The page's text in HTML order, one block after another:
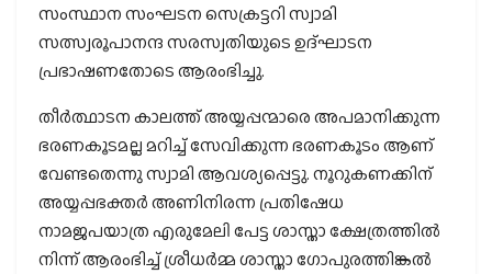
സംസ്ഥാന സംഘടന സെക്രട്ടറി സ്വാമി
സത്സ്വരൂപാനന്ദ സരസ്വതിയുടെ ഉദ്ഘാടന
പ്രഭാഷണതോടെ ആരംഭിച്ചു.
തീര്‍ത്ഥാടന കാലത്ത് അയ്യപ്പന്മാരെ അപമാനിക്കുന്ന
ഭരണകൂടമല്ല മറിച്ച് സേവിക്കുന്ന ഭരണകൂടം ആണ്
വേണ്ടതെന്നു സ്വാമി ആവശ്യപ്പെട്ടു. നൂറുകണക്കിന്
അയ്യപ്പഭക്തര്‍ അണിനിരന്ന പ്രതിഷേധ
നാമജപയാത്ര എരുമേലി പേട്ട ശാസ്താ ക്ഷേത്രത്തില്‍
നിന്ന് ആരംഭിച്ച് ശ്രീധര്‍മ്മ ശാസ്താ ഗോപുരത്തിങ്കല്‍